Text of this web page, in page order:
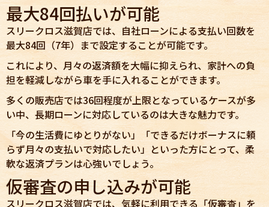
最大84回払いが可能
スリークロス滋賀店では、自社ローンによる支払い回数を
最大84回（7年）まで設定することが可能です。
これにより、月々の返済額を大幅に抑えられ、家計への負
担を軽減しながら車を手に入れることができます。
多くの販売店では36回程度が上限となっているケースが多
い中、長期ローンに対応しているのは大きな魅力です。
「今の生活費にゆとりがない」「できるだけボーナスに頼
らず月々の支払いで対応したい」といった方にとって、柔
軟な返済プランは心強いでしょう。
仮審査の申し込みが可能
スリークロス滋賀店では、気軽に利用できる「仮審査」を